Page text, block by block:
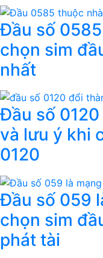
Đầu số
chọn sim
nhất
Đầu số
và lưu ý khi
0120
Đầu số 059
chọn sim
phát tài